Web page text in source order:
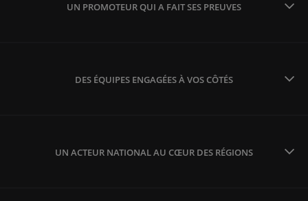
UN PROMOTEUR QUI A FAIT SES PREUVES
DES ÉQUIPES ENGAGÉES À VOS CÔTÉS
UN ACTEUR NATIONAL AU CŒUR DES RÉGIONS